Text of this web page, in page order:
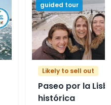
guided tour
Likely to sell out
Paseo por la
histórica